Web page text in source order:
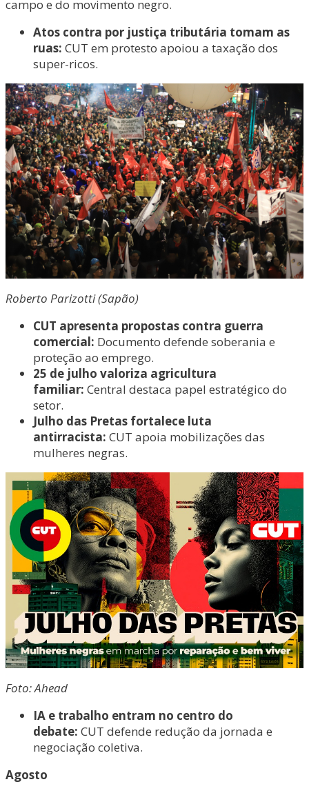
campo e do movimento negro.
Atos contra por justiça tributária tomam as
ruas: CUT em protesto apoiou a taxação dos
super-ricos.
Roberto Parizotti (Sapão)
CUT apresenta propostas contra guerra
comercial: Documento defende soberania e
proteção ao emprego.
25 de julho valoriza agricultura
familiar: Central destaca papel estratégico do
setor.
Julho das Pretas fortalece luta
antirracista: CUT apoia mobilizações das
mulheres negras.
Foto: Ahead
IA e trabalho entram no centro do
debate: CUT defende redução da jornada e
negociação coletiva.
Agosto